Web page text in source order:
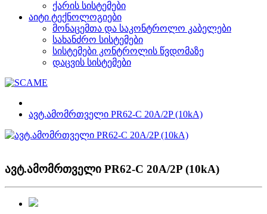
ქარის სისტემები
აიტი ტექნოლოგიები
მონაცემთა და საკონტროლო კაბელები
სახანძრო სისტემები
სისტემები კონტროლის წვდომაზე
დაცვის სისტემები
ავტ.ამომრთველი PR62-C 20A/2P (10kA)
ავტ.ამომრთველი PR62-C 20A/2P (10kA)